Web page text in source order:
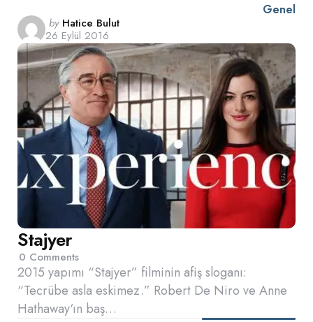
Genel
Posted
by
by Hatice Bulut
26 Eylül 2016
Stajyer
0 Comments
2015 yapımı “Stajyer” filminin afiş sloganı:
“Tecrübe asla eskimez.” Robert De Niro ve Anne
Hathaway‘ın baş…